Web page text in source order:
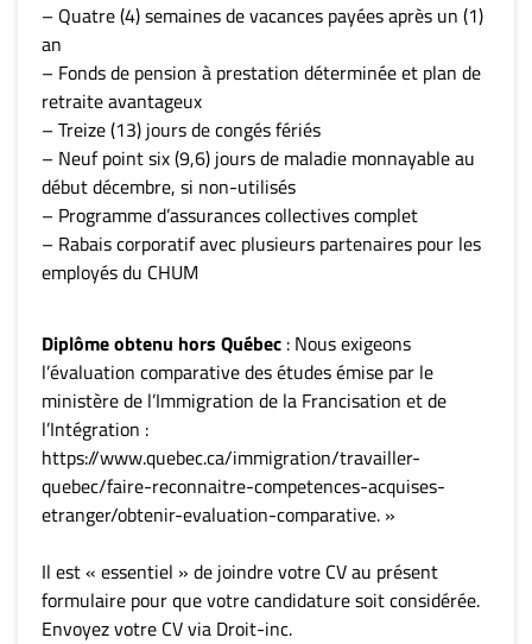
– Quatre (4) semaines de vacances payées après un (1)
an
– Fonds de pension à prestation déterminée et plan de
retraite avantageux
– Treize (13) jours de congés fériés
– Neuf point six (9,6) jours de maladie monnayable au
début décembre, si non-utilisés
– Programme d’assurances collectives complet
– Rabais corporatif avec plusieurs partenaires pour les
employés du CHUM
Diplôme obtenu hors Québec : Nous exigeons
l’évaluation comparative des études émise par le
ministère de l’Immigration de la Francisation et de
l’Intégration :
https://www.quebec.ca/immigration/travailler-
quebec/faire-reconnaitre-competences-acquises-
etranger/obtenir-evaluation-comparative. »
Il est « essentiel » de joindre votre CV au présent
formulaire pour que votre candidature soit considérée.
Envoyez votre CV via Droit-inc.